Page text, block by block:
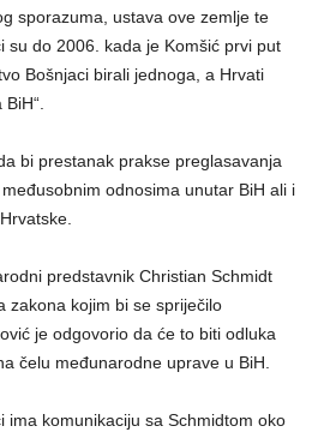
sporazuma, ustava ove zemlje te
su do 2006. kada je Komšić prvi put
Bošnjaci birali jednoga, a Hrvati
bi prestanak prakse preglasavanja
odnosima unutar BiH ali i
predstavnik Christian Schmidt
zakona kojim bi se spriječilo
je odgovorio da će to biti odluka
čelu međunarodne uprave u BiH.
ima komunikaciju sa Schmidtom oko